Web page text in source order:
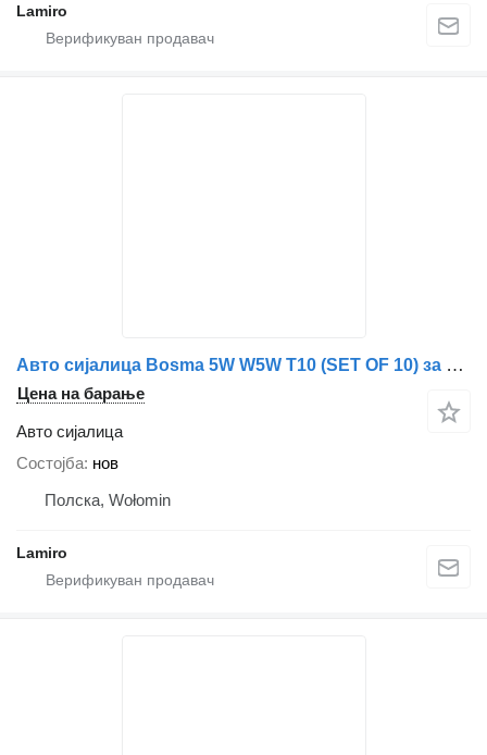
Lamiro
Авто сијалица Bosma 5W W5W T10 (SET OF 10) за камион
Цена на барање
Авто сијалица
Состојба нов
Полска, Wołomin
Lamiro